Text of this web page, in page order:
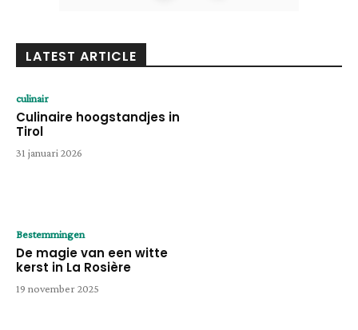
LATEST ARTICLE
culinair
Culinaire hoogstandjes in
Tirol
31 januari 2026
Bestemmingen
De magie van een witte
kerst in La Rosière
19 november 2025